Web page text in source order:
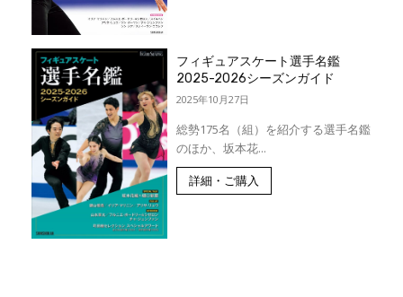
フィギュアスケート選手名鑑
2025-2026シーズンガイド
2025年10月27日
総勢175名（組）を紹介する選手名鑑
のほか、坂本花...
詳細・ご購入